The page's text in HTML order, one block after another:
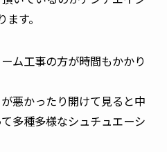
す。
ム工事の方が時間もかかり
悪かったり開けて見ると中
多種多様なシュチュエーシ